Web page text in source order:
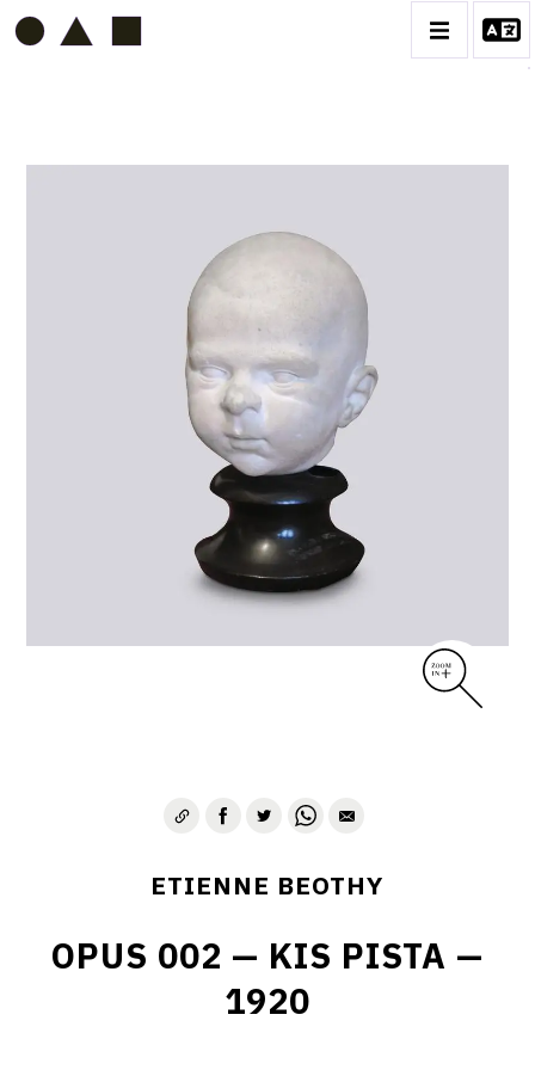
BIOGRAPHIE
CATALOGUE DES OEUVRES
VOL. 1 - LES SCULPTURES
CONTACT
ETIENNE BEOTHY
OPUS 002 — KIS PISTA —
1920